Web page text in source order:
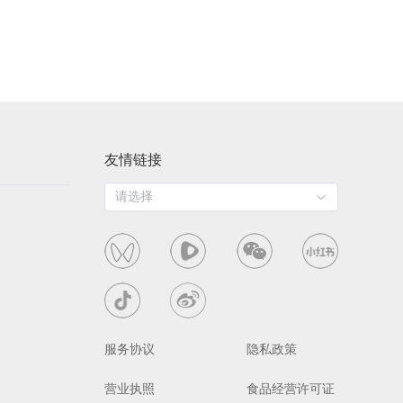
友情链接
请选择
服务协议 隐私政策
营业执照 食品经营许可证